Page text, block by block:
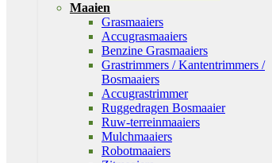
Maaien
Grasmaaiers
Accugrasmaaiers
Benzine Grasmaaiers
Grastrimmers / Kantentrimmers /
Bosmaaiers
Accugrastrimmer
Ruggedragen Bosmaaier
Ruw-terreinmaaiers
Mulchmaaiers
Robotmaaiers